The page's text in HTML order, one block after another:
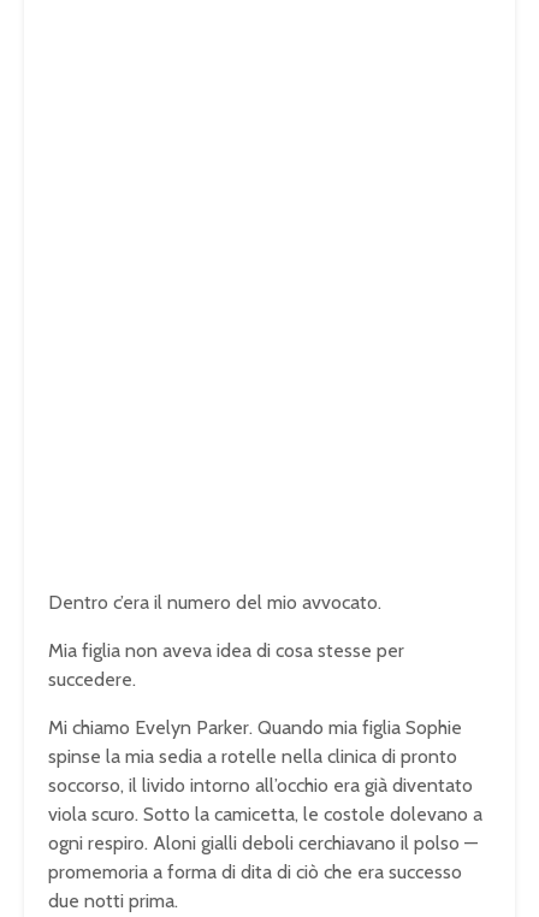
Dentro c’era il numero del mio avvocato.
Mia figlia non aveva idea di cosa stesse per
succedere.
Mi chiamo Evelyn Parker. Quando mia figlia Sophie
spinse la mia sedia a rotelle nella clinica di pronto
soccorso, il livido intorno all’occhio era già diventato
viola scuro. Sotto la camicetta, le costole dolevano a
ogni respiro. Aloni gialli deboli cerchiavano il polso —
promemoria a forma di dita di ciò che era successo
due notti prima.